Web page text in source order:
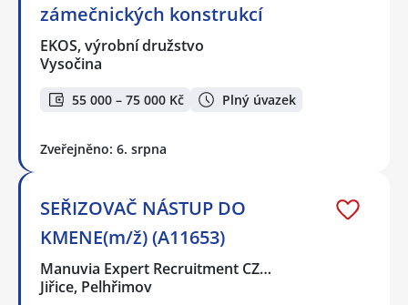
zámečnických konstrukcí
EKOS, výrobní družstvo
Vysočina
55 000 – 75 000 Kč Plný úvazek
Zveřejněno: 6. srpna
SEŘIZOVAČ NÁSTUP DO
KMENE(m/ž) (A11653)
Manuvia Expert Recruitment CZ…
Jiřice, Pelhřimov